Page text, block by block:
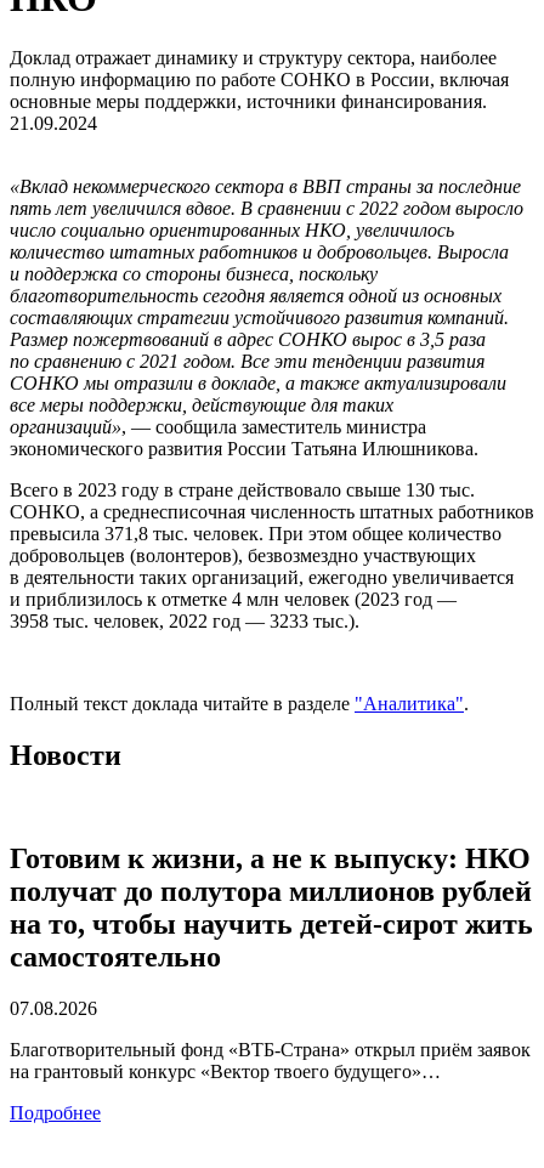
Доклад отражает динамику и структуру сектора, наиболее
полную информацию по работе СОНКО в России, включая
основные меры поддержки, источники финансирования.
21.09.2024
«Вклад некоммерческого сектора в ВВП страны за последние
пять лет увеличился вдвое. В сравнении с 2022 годом выросло
число социально ориентированных НКО, увеличилось
количество штатных работников и добровольцев. Выросла
и поддержка со стороны бизнеса, поскольку
благотворительность сегодня является одной из основных
составляющих стратегии устойчивого развития компаний.
Размер пожертвований в адрес СОНКО вырос в 3,5 раза
по сравнению с 2021 годом. Все эти тенденции развития
СОНКО мы отразили в докладе, а также актуализировали
все меры поддержки, действующие для таких
организаций», — сообщила заместитель министра
экономического развития России Татьяна Илюшникова.
Всего в 2023 году в стране действовало свыше 130 тыс.
СОНКО, а среднесписочная численность штатных работников
превысила 371,8 тыс. человек. При этом общее количество
добровольцев (волонтеров), безвозмездно участвующих
в деятельности таких организаций, ежегодно увеличивается
и приблизилось к отметке 4 млн человек (2023 год —
3958 тыс. человек, 2022 год — 3233 тыс.).
Полный текст доклада читайте в разделе "Аналитика".
Новости
Готовим к жизни, а не к выпуску: НКО
получат до полутора миллионов рублей
на то, чтобы научить детей-сирот жить
самостоятельно
07.08.2026
Благотворительный фонд «ВТБ-Страна» открыл приём заявок
на грантовый конкурс «Вектор твоего будущего»…
Подробнее